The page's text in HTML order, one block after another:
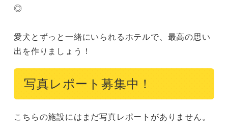
◎
愛犬とずっと一緒にいられるホテルで、最高の思い
出を作りましょう！
写真レポート募集中！
こちらの施設にはまだ写真レポートがありません。